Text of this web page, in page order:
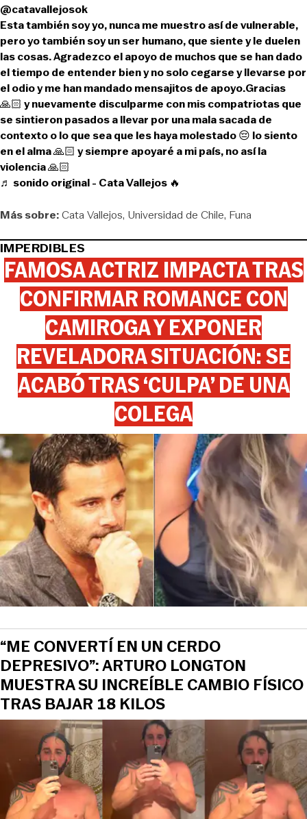
@catavallejosok
Esta también soy yo, nunca me muestro así de vulnerable,
pero yo también soy un ser humano, que siente y le duelen
las cosas. Agradezco el apoyo de muchos que se han dado
el tiempo de entender bien y no solo cegarse y llevarse por
el odio y me han mandado mensajitos de apoyo.Gracias
🙏🏻 y nuevamente disculparme con mis compatriotas que
se sintieron pasados a llevar por una mala sacada de
contexto o lo que sea que les haya molestado 😔 lo siento
en el alma 🙏🏻 y siempre apoyaré a mi país, no así la
violencia 🙏🏻
♬ sonido original - Cata Vallejos 🔥
Más sobre:Cata Vallejos Universidad de Chile Funa
IMPERDIBLES
FAMOSA ACTRIZ IMPACTA TRAS
CONFIRMAR ROMANCE CON
CAMIROGA Y EXPONER
REVELADORA SITUACIÓN: SE
ACABÓ TRAS ‘CULPA’ DE UNA
COLEGA
“ME CONVERTÍ EN UN CERDO
DEPRESIVO”: ARTURO LONGTON
MUESTRA SU INCREÍBLE CAMBIO FÍSICO
TRAS BAJAR 18 KILOS